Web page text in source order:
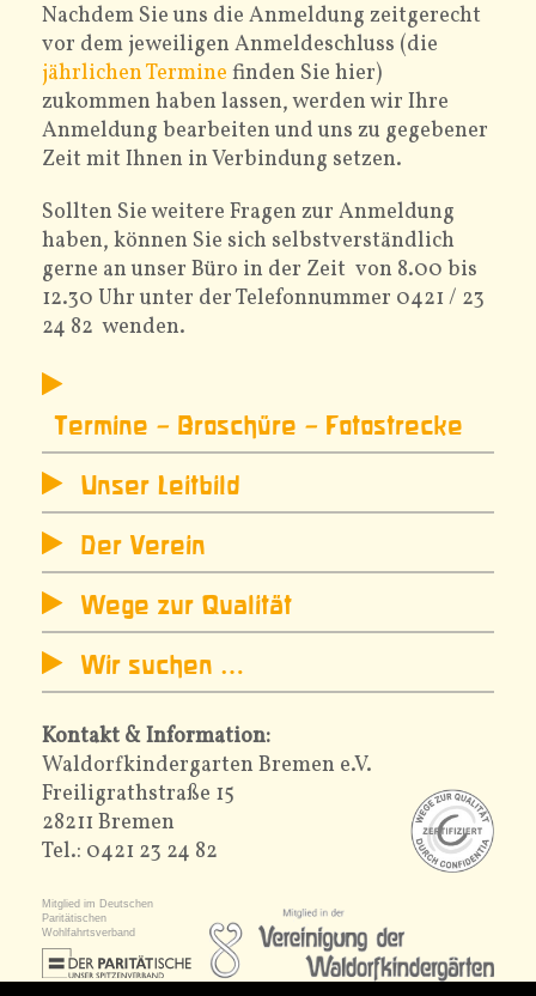
Nachdem Sie uns die Anmeldung zeitgerecht
vor dem jeweiligen Anmeldeschluss (die
jährlichen Termine finden Sie hier)
zukommen haben lassen, werden wir Ihre
Anmeldung bearbeiten und uns zu gegebener
Zeit mit Ihnen in Verbindung setzen.
Sollten Sie weitere Fragen zur Anmeldung
haben, können Sie sich selbstverständlich
gerne an unser Büro in der Zeit von 8.00 bis
12.30 Uhr unter der Telefonnummer 0421 / 23
24 82 wenden.
Termine – Broschüre – Fotostrecke
Unser Leitbild
Der Verein
Wege zur Qualität
Wir suchen …
Kontakt & Information:
Waldorfkindergarten Bremen e.V.
Freiligrathstraße 15
28211 Bremen
Tel.: 0421 23 24 82
Mitglied im Deutschen
Paritätischen
Wohlfahrtsverband